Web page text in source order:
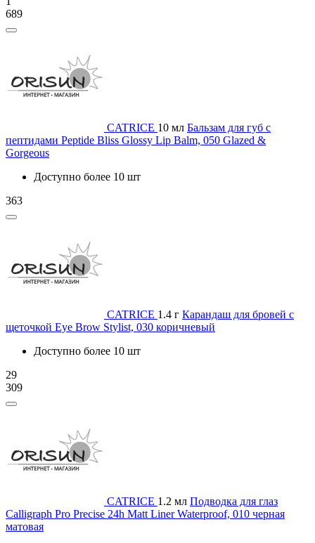
689
CATRICE 10 мл Бальзам для губ с
пептидами Peptide Bliss Glossy Lip Balm, 050 Glazed &
Gorgeous
Доступно более 10 шт
363
CATRICE 1.4 г Карандаш для бровей с
щеточкой Eye Brow Stylist, 030 коричневый
Доступно более 10 шт
29
309
CATRICE 1.2 мл Подводка для глаз
Calligraph Pro Precise 24h Matt Liner Waterproof, 010 черная
матовая